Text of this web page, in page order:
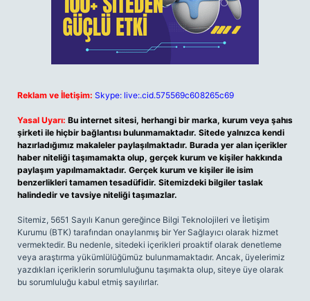
Reklam ve İletişim: Skype: live:.cid.575569c608265c69
Yasal Uyarı: Bu internet sitesi, herhangi bir marka, kurum veya şahıs
şirketi ile hiçbir bağlantısı bulunmamaktadır. Sitede yalnızca kendi
hazırladığımız makaleler paylaşılmaktadır. Burada yer alan içerikler
haber niteliği taşımamakta olup, gerçek kurum ve kişiler hakkında
paylaşım yapılmamaktadır. Gerçek kurum ve kişiler ile isim
benzerlikleri tamamen tesadüfidir. Sitemizdeki bilgiler taslak
halindedir ve tavsiye niteliği taşımazlar.
Sitemiz, 5651 Sayılı Kanun gereğince Bilgi Teknolojileri ve İletişim
Kurumu (BTK) tarafından onaylanmış bir Yer Sağlayıcı olarak hizmet
vermektedir. Bu nedenle, sitedeki içerikleri proaktif olarak denetleme
veya araştırma yükümlülüğümüz bulunmamaktadır. Ancak, üyelerimiz
yazdıkları içeriklerin sorumluluğunu taşımakta olup, siteye üye olarak
bu sorumluluğu kabul etmiş sayılırlar.